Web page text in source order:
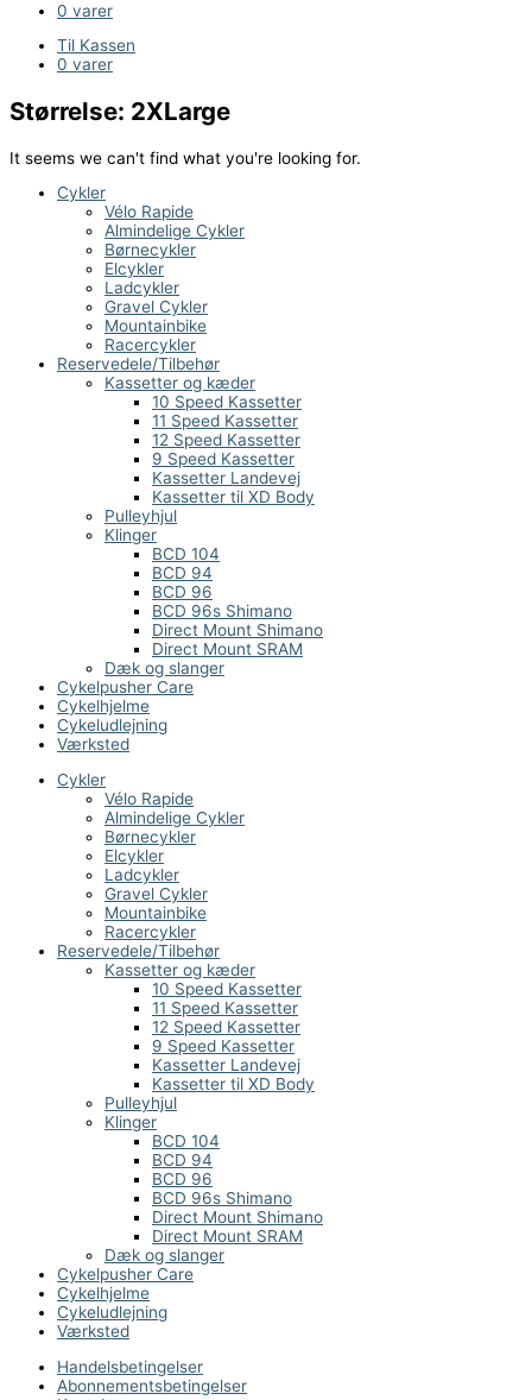
0 varer
Til Kassen
0 varer
Størrelse: 2XLarge
It seems we can't find what you're looking for.
Cykler
Vélo Rapide
Almindelige Cykler
Børnecykler
Elcykler
Ladcykler
Gravel Cykler
Mountainbike
Racercykler
Reservedele/Tilbehør
Kassetter og kæder
10 Speed Kassetter
11 Speed Kassetter
12 Speed Kassetter
9 Speed Kassetter
Kassetter Landevej
Kassetter til XD Body
Pulleyhjul
Klinger
BCD 104
BCD 94
BCD 96
BCD 96s Shimano
Direct Mount Shimano
Direct Mount SRAM
Dæk og slanger
Cykelpusher Care
Cykelhjelme
Cykeludlejning
Værksted
Cykler
Vélo Rapide
Almindelige Cykler
Børnecykler
Elcykler
Ladcykler
Gravel Cykler
Mountainbike
Racercykler
Reservedele/Tilbehør
Kassetter og kæder
10 Speed Kassetter
11 Speed Kassetter
12 Speed Kassetter
9 Speed Kassetter
Kassetter Landevej
Kassetter til XD Body
Pulleyhjul
Klinger
BCD 104
BCD 94
BCD 96
BCD 96s Shimano
Direct Mount Shimano
Direct Mount SRAM
Dæk og slanger
Cykelpusher Care
Cykelhjelme
Cykeludlejning
Værksted
Handelsbetingelser
Abonnementsbetingelser